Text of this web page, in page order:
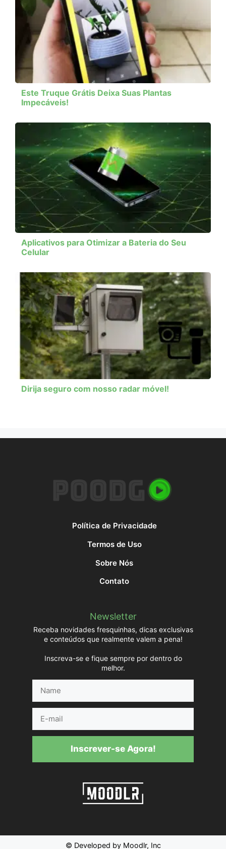
Este Truque Grátis Deixa Suas Plantas
Impecáveis!
Aplicativos para Otimizar a Bateria do Seu
Celular
Dirija seguro com nosso radar móvel!
Política de Privacidade
Termos de Uso
Sobre Nós
Contato
Newsletter
Receba novidades fresquinhas, dicas exclusivas
e conteúdos que realmente valem a pena!
Inscreva-se e fique sempre por dentro do
melhor.
mail
Inscrever-se Agora!